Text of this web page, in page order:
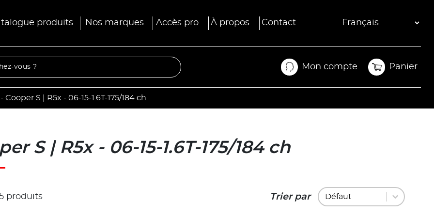
produits Nos marques Accès pro À propos Contact
Mon compte
Mon compte
Panier
Panier
- Cooper S | R5x - 06-15-1.6T-175/184 ch
S | R5x - 06-15-1.6T-175/184 ch
5 produits Trier par
Trier par
Trier par
Trier par